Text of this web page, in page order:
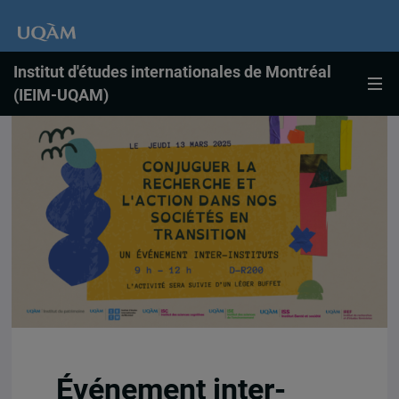
Institut d'études internationales de Montréal
(IEIM-UQAM)
Événement inter-